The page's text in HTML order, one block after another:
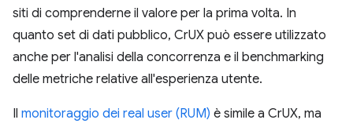
siti di comprenderne il valore per la prima volta. In
quanto set di dati pubblico, CrUX può essere utilizzato
anche per l'analisi della concorrenza e il benchmarking
delle metriche relative all'esperienza utente.
Il monitoraggio dei real user (RUM) è simile a CrUX, ma